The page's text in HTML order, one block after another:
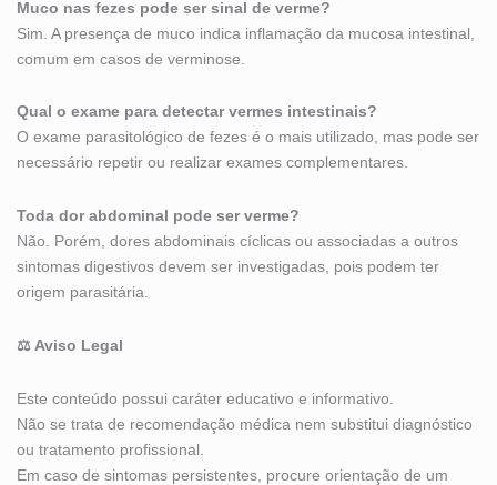
Muco nas fezes pode ser sinal de verme?
Sim. A presença de muco indica inflamação da mucosa intestinal,
comum em casos de verminose.
Qual o exame para detectar vermes intestinais?
O exame parasitológico de fezes é o mais utilizado, mas pode ser
necessário repetir ou realizar exames complementares.
Toda dor abdominal pode ser verme?
Não. Porém, dores abdominais cíclicas ou associadas a outros
sintomas digestivos devem ser investigadas, pois podem ter
origem parasitária.
⚖️ Aviso Legal
Este conteúdo possui caráter educativo e informativo.
Não se trata de recomendação médica nem substitui diagnóstico
ou tratamento profissional.
Em caso de sintomas persistentes, procure orientação de um